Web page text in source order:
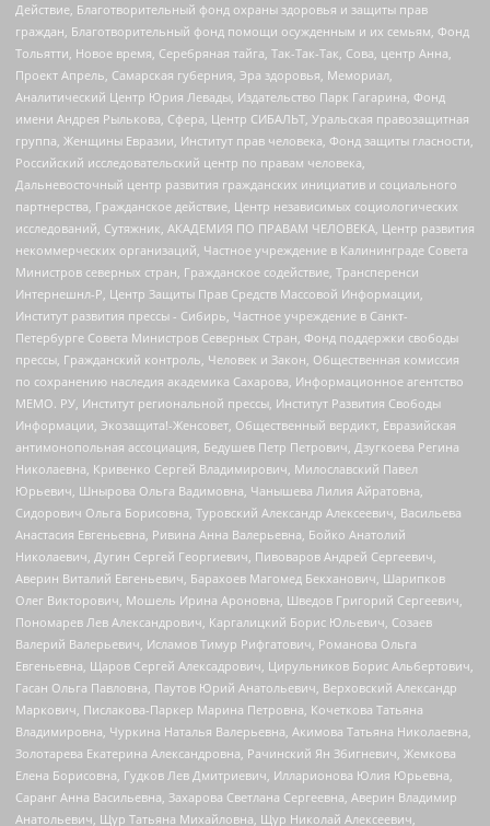
Действие, Благотворительный фонд охраны здоровья и защиты прав
граждан, Благотворительный фонд помощи осужденным и их семьям, Фонд
Тольятти, Новое время, Серебряная тайга, Так-Так-Так, Сова, центр Анна,
Проект Апрель, Самарская губерния, Эра здоровья, Мемориал,
Аналитический Центр Юрия Левады, Издательство Парк Гагарина, Фонд
имени Андрея Рылькова, Сфера, Центр СИБАЛЬТ, Уральская правозащитная
группа, Женщины Евразии, Институт прав человека, Фонд защиты гласности,
Российский исследовательский центр по правам человека,
Дальневосточный центр развития гражданских инициатив и социального
партнерства, Гражданское действие, Центр независимых социологических
исследований, Сутяжник, АКАДЕМИЯ ПО ПРАВАМ ЧЕЛОВЕКА, Центр развития
некоммерческих организаций, Частное учреждение в Калининграде Совета
Министров северных стран, Гражданское содействие, Трансперенси
Интернешнл-Р, Центр Защиты Прав Средств Массовой Информации,
Институт развития прессы - Сибирь, Частное учреждение в Санкт-
Петербурге Совета Министров Северных Стран, Фонд поддержки свободы
прессы, Гражданский контроль, Человек и Закон, Общественная комиссия
по сохранению наследия академика Сахарова, Информационное агентство
МЕМО. РУ, Институт региональной прессы, Институт Развития Свободы
Информации, Экозащита!-Женсовет, Общественный вердикт, Евразийская
антимонопольная ассоциация, Бедушев Петр Петрович, Дзугкоева Регина
Николаевна, Кривенко Сергей Владимирович, Милославский Павел
Юрьевич, Шнырова Ольга Вадимовна, Чанышева Лилия Айратовна,
Сидорович Ольга Борисовна, Туровский Александр Алексеевич, Васильева
Анастасия Евгеньевна, Ривина Анна Валерьевна, Бойко Анатолий
Николаевич, Дугин Сергей Георгиевич, Пивоваров Андрей Сергеевич,
Аверин Виталий Евгеньевич, Барахоев Магомед Бекханович, Шарипков
Олег Викторович, Мошель Ирина Ароновна, Шведов Григорий Сергеевич,
Пономарев Лев Александрович, Каргалицкий Борис Юльевич, Созаев
Валерий Валерьевич, Исламов Тимур Рифгатович, Романова Ольга
Евгеньевна, Щаров Сергей Алексадрович, Цирульников Борис Альбертович,
Гасан Ольга Павловна, Паутов Юрий Анатольевич, Верховский Александр
Маркович, Пислакова-Паркер Марина Петровна, Кочеткова Татьяна
Владимировна, Чуркина Наталья Валерьевна, Акимова Татьяна Николаевна,
Золотарева Екатерина Александровна, Рачинский Ян Збигневич, Жемкова
Елена Борисовна, Гудков Лев Дмитриевич, Илларионова Юлия Юрьевна,
Саранг Анна Васильевна, Захарова Светлана Сергеевна, Аверин Владимир
Анатольевич, Щур Татьяна Михайловна, Щур Николай Алексеевич,